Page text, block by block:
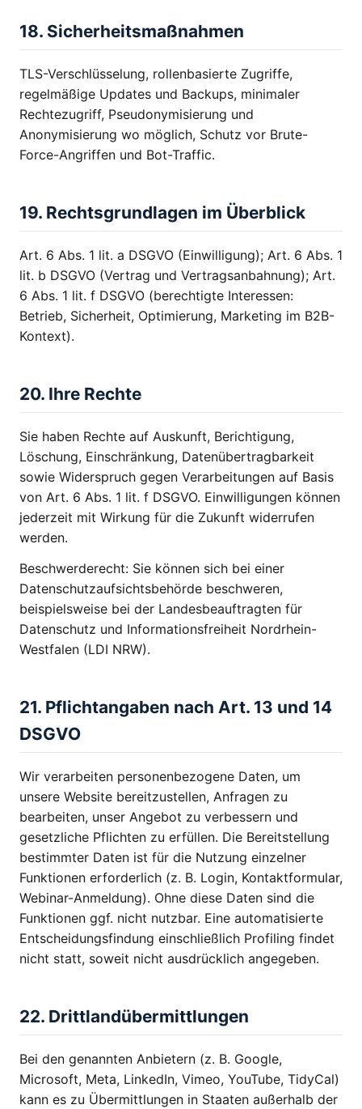
18. Sicherheitsmaßnahmen
TLS-Verschlüsselung, rollenbasierte Zugriffe,
regelmäßige Updates und Backups, minimaler
Rechtezugriff, Pseudonymisierung und
Anonymisierung wo möglich, Schutz vor Brute-
Force-Angriffen und Bot-Traffic.
19. Rechtsgrundlagen im Überblick
Art. 6 Abs. 1 lit. a DSGVO (Einwilligung); Art. 6 Abs. 1
lit. b DSGVO (Vertrag und Vertragsanbahnung); Art.
6 Abs. 1 lit. f DSGVO (berechtigte Interessen:
Betrieb, Sicherheit, Optimierung, Marketing im B2B-
Kontext).
20. Ihre Rechte
Sie haben Rechte auf Auskunft, Berichtigung,
Löschung, Einschränkung, Datenübertragbarkeit
sowie Widerspruch gegen Verarbeitungen auf Basis
von Art. 6 Abs. 1 lit. f DSGVO. Einwilligungen können
jederzeit mit Wirkung für die Zukunft widerrufen
werden.
Beschwerderecht: Sie können sich bei einer
Datenschutzaufsichtsbehörde beschweren,
beispielsweise bei der Landesbeauftragten für
Datenschutz und Informationsfreiheit Nordrhein-
Westfalen (LDI NRW).
21. Pflichtangaben nach Art. 13 und 14
DSGVO
Wir verarbeiten personenbezogene Daten, um
unsere Website bereitzustellen, Anfragen zu
bearbeiten, unser Angebot zu verbessern und
gesetzliche Pflichten zu erfüllen. Die Bereitstellung
bestimmter Daten ist für die Nutzung einzelner
Funktionen erforderlich (z. B. Login, Kontaktformular,
Webinar-Anmeldung). Ohne diese Daten sind die
Funktionen ggf. nicht nutzbar. Eine automatisierte
Entscheidungsfindung einschließlich Profiling findet
nicht statt, soweit nicht ausdrücklich angegeben.
22. Drittlandübermittlungen
Bei den genannten Anbietern (z. B. Google,
Microsoft, Meta, LinkedIn, Vimeo, YouTube, TidyCal)
kann es zu Übermittlungen in Staaten außerhalb der